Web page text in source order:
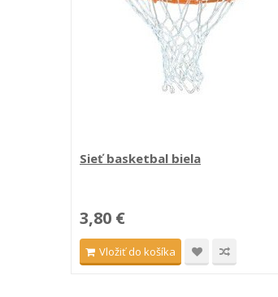
Sieť basketbal biela
3,80 €
Vložiť do košíka